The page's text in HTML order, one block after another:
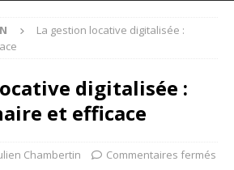
La gestion locative digitalisée :
digitalisée :
et efficace
Chambertin Commentaires fermés